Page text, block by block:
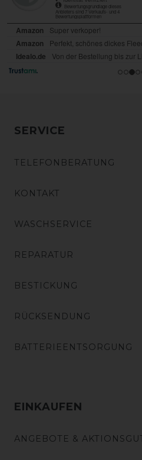
SERVICE
TELEFONBERATUNG
KONTAKT
WASCHSERVICE
REPARATUR
BESTICKUNG
RÜCKSENDUNG
BATTERIEENTSORGUNG
EINKAUFEN
ANGEBOTE &